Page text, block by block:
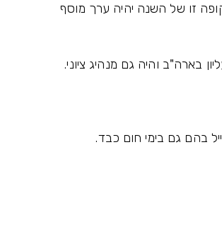
זו של השנה יהיה ערך מוסף
בארה"ב והיה גם מנהיג ציוני.
בהם גם בימי חום כבד.